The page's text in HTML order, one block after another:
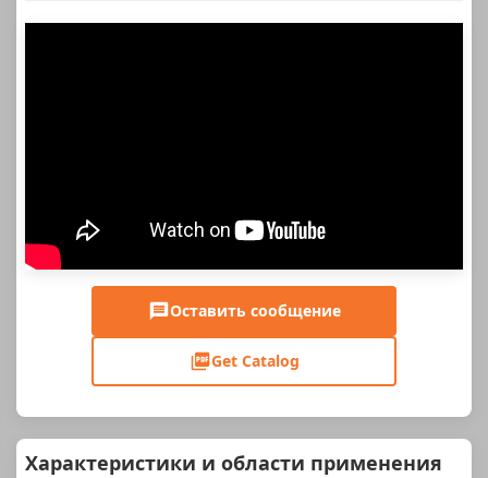
Оставить сообщение
Get Catalog
Характеристики и области применения